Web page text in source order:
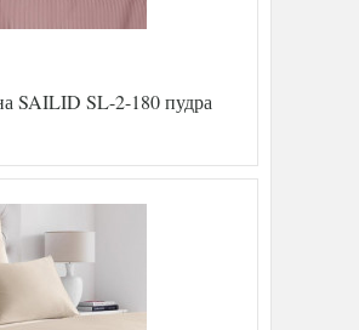
SAILID SL-2-180 пудра